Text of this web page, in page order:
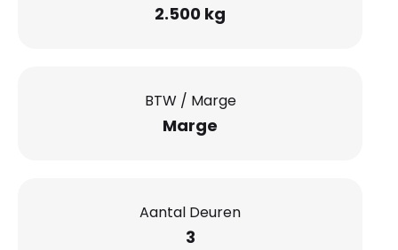
2.500 kg
BTW / Marge
Marge
Aantal Deuren
3